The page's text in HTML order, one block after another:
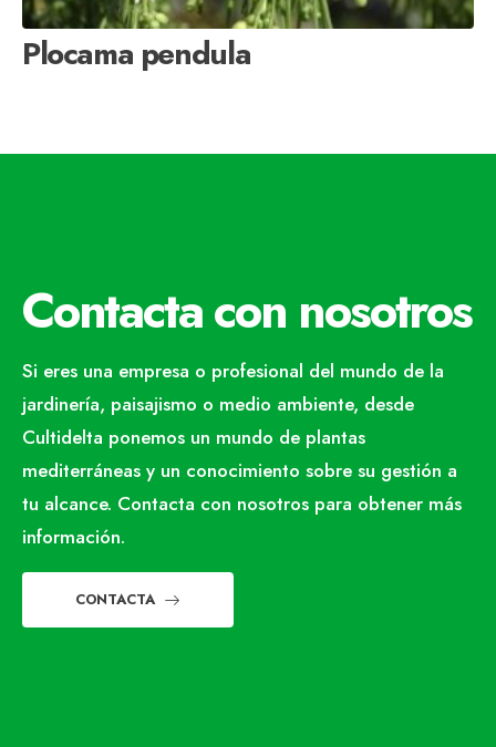
Plocama pendula
Contacta con nosotros
Si eres una empresa o profesional del mundo de la
jardinería, paisajismo o medio ambiente, desde
Cultidelta ponemos un mundo de plantas
mediterráneas y un conocimiento sobre su gestión a
tu alcance. Contacta con nosotros para obtener más
información.
CONTACTA